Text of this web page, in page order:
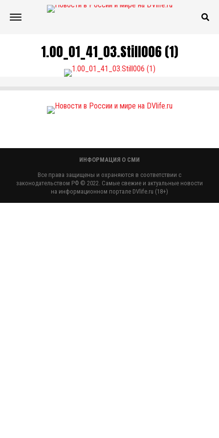
1.00_01_41_03.Still006 (1)
ИНФОРМАЦИЯ О СМИ
Все права защищены и охраняются в соответствии с
законодательством РФ © 2022. Самые свежие и актуальные новости
на информационном портале DVlife.ru (18+)